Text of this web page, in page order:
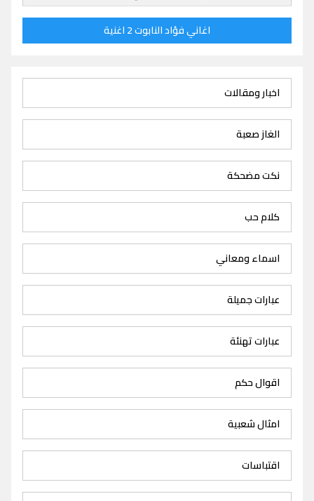
اغاني فؤاد النابوت 2 اغنية
اخبار ومقالات
الغاز صعبة
نكت مضحكة
كلام حب
اسماء ومعاني
عبارات جميلة
عبارات تهنئة
اقوال حكم
امثال شعبية
اقتباسات